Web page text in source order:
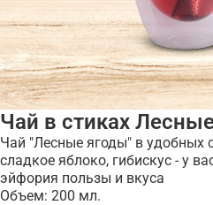
Чай в стиках
Чай "Лесные ягоды" в удобных
сладкое яблоко, гибискус - у
эйфория пользы и вкуса
Объем: 200 мл.